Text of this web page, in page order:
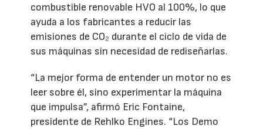
combustible renovable HVO al 100%, lo que
ayuda a los fabricantes a reducir las
emisiones de CO₂ durante el ciclo de vida de
sus máquinas sin necesidad de rediseñarlas.
“La mejor forma de entender un motor no es
leer sobre él, sino experimentar la máquina
que impulsa”, afirmó Eric Fontaine,
presidente de Rehlko Engines. “Los Demo